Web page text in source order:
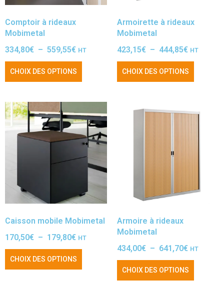
Comptoir à rideaux
Mobimetal
334,80€ – 559,55€ HT
CHOIX DES OPTIONS
Armoirette à rideaux
Mobimetal
423,15€ – 444,85€ HT
CHOIX DES OPTIONS
Caisson mobile Mobimetal
170,50€ – 179,80€ HT
CHOIX DES OPTIONS
Armoire à rideaux
Mobimetal
434,00€ – 641,70€ HT
CHOIX DES OPTIONS